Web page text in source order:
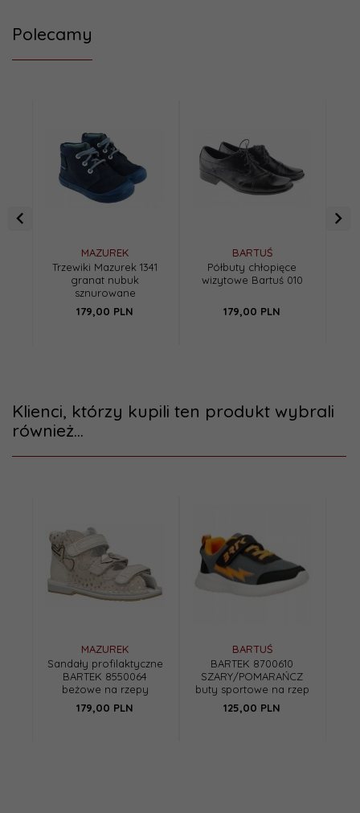
Polecamy
MAZUREK
Trzewiki Mazurek 1341
granat nubuk
sznurowane
179,00 PLN
BARTUŚ
Półbuty chłopięce
wizytowe Bartuś 010
179,00 PLN
Klienci, którzy kupili ten produkt wybrali
również...
MAZUREK
Sandały profilaktyczne
BARTEK 8550064
beżowe na rzepy
179,00 PLN
BARTUŚ
BARTEK 8700610
SZARY/POMARAŃCZ
buty sportowe na rzep
125,00 PLN